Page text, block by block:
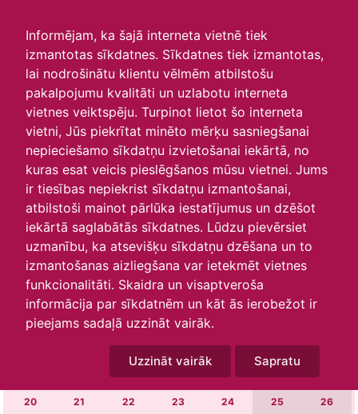
Informējam, ka šajā interneta vietnē tiek
izmantotas sīkdatnes. Sīkdatnes tiek izmantotas,
lai nodrošinātu klientu vēlmēm atbilstošu
pakalpojumu kvalitāti un uzlabotu interneta
vietnes veiktspēju. Turpinot lietot šo interneta
vietni, Jūs piekrītat minēto mērķu sasniegšanai
nepieciešamo sīkdatņu izvietošanai iekārtā, no
kuras esat veicis pieslēgšanos mūsu vietnei. Jums
ir tiesības nepiekrist sīkdatņu izmantošanai,
atbilstoši mainot pārlūka iestatījumus un dzēšot
iekārtā saglabātās sīkdatnes. Lūdzu pievērsiet
uzmanību, ka atsevišķu sīkdatņu dzēšana un to
izmantošanas aizliegšana var ietekmēt vietnes
funkcionalitāti. Skaidra un visaptveroša
informācija par sīkdatnēm un kāt ās ierobežot ir
pieejams sadaļā uzzināt vairāk.
Uzzināt vairāk Sapratu
Skats :
Aktuālie
Šodien Šonedēļ
Šomēnes
Arhīvs
O T S
8 9 11
15 16 17 18
20
21 22 23 24 25
26